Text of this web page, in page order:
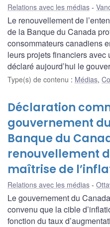
Relations avec les médias
Le renouvellement de
de la Banque du Canada
consommateurs canadiens
leurs projets financiers
déclaré aujourd’hui le
Type(s) de contenu : Médias,
Déclaration
gouvernement
Banque du
renouvellement
maîtrise de
Relations avec les médias
Le gouvernement du
convenu que la cible
fonction du taux